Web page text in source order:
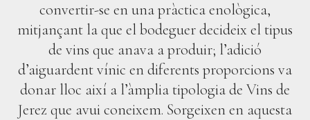
convertir-se en una pràctica enològica,
mitjançant la que el bodeguer decideix el tipus
de vins que anava a produir; l’adició
d’aiguardent vínic en diferents proporcions va
donar lloc així a l’àmplia tipologia de Vins de
Jerez que avui coneixem. Sorgeixen en aquesta